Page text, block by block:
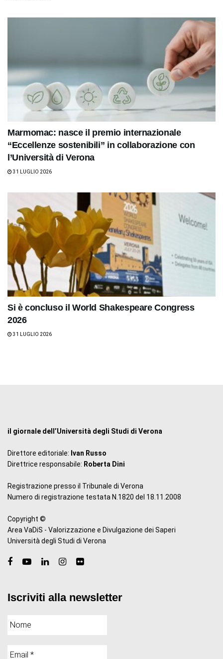
Marmomac: nasce il premio internazionale
“Eccellenze sostenibili” in collaborazione con
l’Università di Verona
31 LUGLIO 2026
Si è concluso il World Shakespeare Congress
2026
31 LUGLIO 2026
il giornale dell’Università degli Studi di Verona
Direttore editoriale: Ivan Russo
Direttrice responsabile: Roberta Dini
Registrazione presso il Tribunale di Verona
Numero di registrazione testata N.1820 del 18.11.2008
Copyright ©
Area VaDiS - Valorizzazione e Divulgazione dei Saperi
Università degli Studi di Verona
Iscriviti alla newsletter